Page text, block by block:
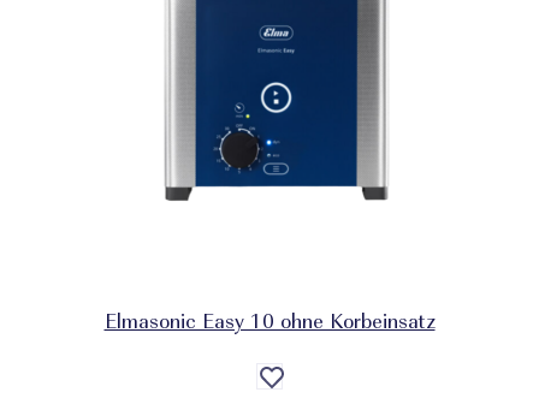
Elmasonic Easy 10 ohne Korbeinsatz
Auf
die